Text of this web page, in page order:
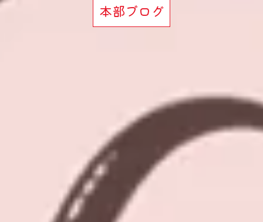
本部ブログ